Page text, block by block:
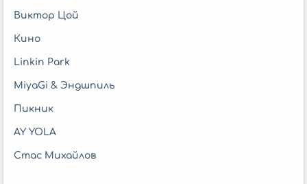
Виктор Цой
Кино
Linkin Park
MiyaGi & Эндшпиль
Пикник
AY YOLA
Стас Михайлов